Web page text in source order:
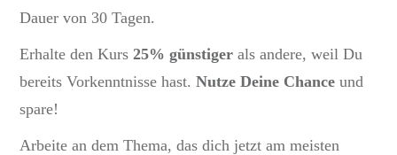
Dauer von 30 Tagen.
Erhalte den Kurs 25% günstiger als andere, weil Du
bereits Vorkenntnisse hast. Nutze Deine Chance und
spare!
Arbeite an dem Thema, das dich jetzt am meisten